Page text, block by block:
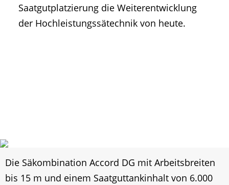
Saatgutplatzierung die Weiterentwicklung
der Hochleistungssätechnik von heute.
Die Säkombination Accord DG mit Arbeitsbreiten
bis 15 m und einem Saatguttankinhalt von 6.000